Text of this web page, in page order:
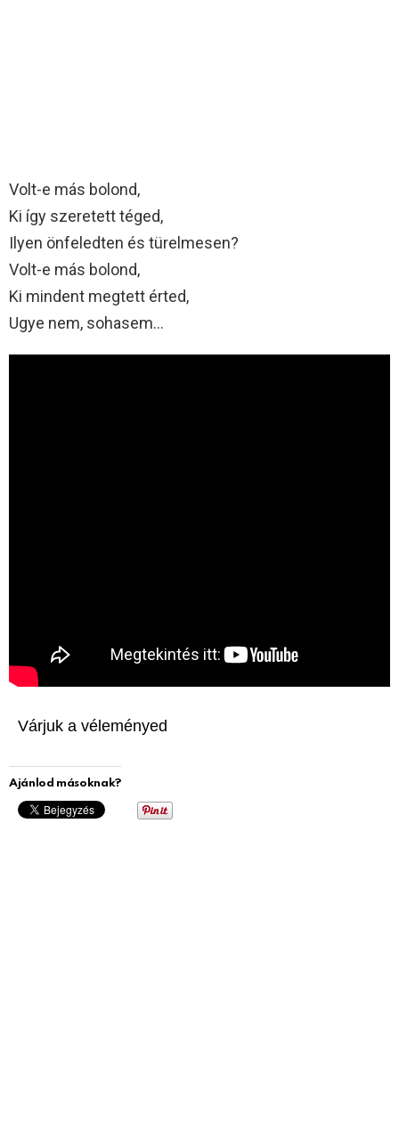
Volt-e más bolond,
Ki így szeretett téged,
Ilyen önfeledten és türelmesen?
Volt-e más bolond,
Ki mindent megtett érted,
Ugye nem, sohasem…
Várjuk a véleményed
Ajánlod másoknak?